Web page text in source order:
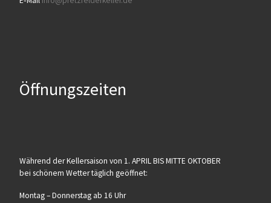
Öffnungszeiten
Wäh­rend der Kel­ler­sai­son von 1. APRIL BIS MITTE OKTOBER
bei schö­nem Wet­ter täg­lich geöffnet:
Mon­tag – Don­ners­tag ab 16 Uhr